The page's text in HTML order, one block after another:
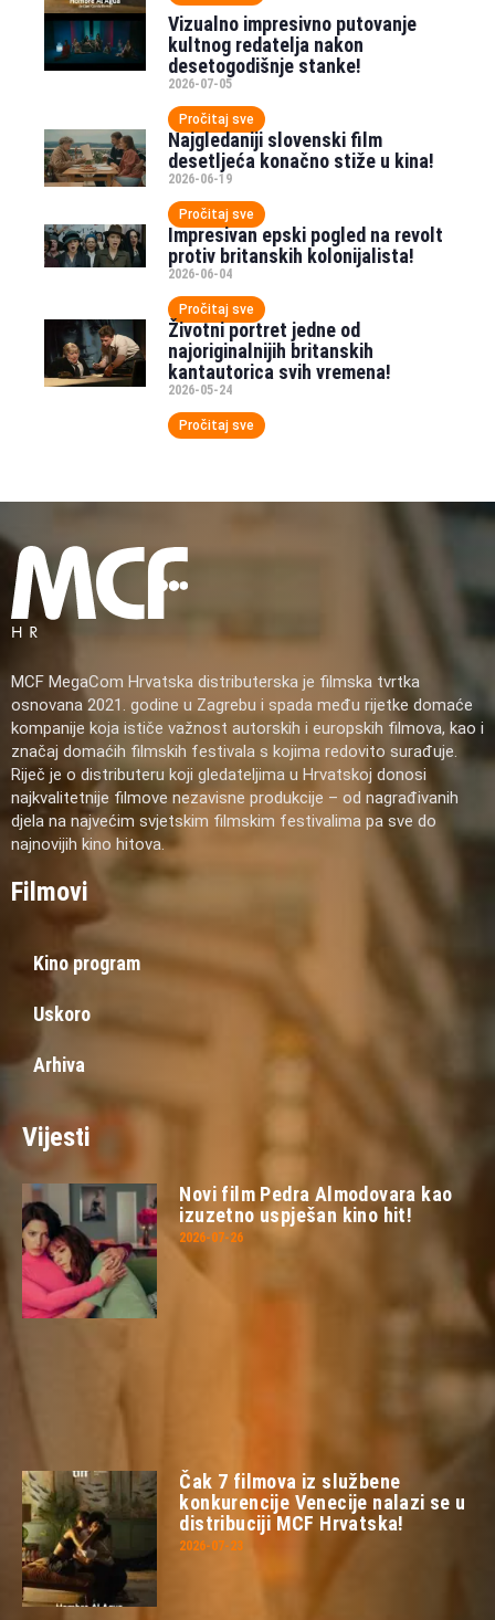
Vizualno impresivno putovanje
kultnog redatelja nakon
desetogodišnje stanke!
2026-07-05
Pročitaj sve
Najgledaniji slovenski film
desetljeća konačno stiže u kina!
2026-06-19
Pročitaj sve
Impresivan epski pogled na revolt
protiv britanskih kolonijalista!
2026-06-04
Pročitaj sve
Životni portret jedne od
najoriginalnijih britanskih
kantautorica svih vremena!
2026-05-24
Pročitaj sve
MCF MegaCom Hrvatska distributerska je filmska tvrtka
osnovana 2021. godine u Zagrebu i spada među rijetke domaće
kompanije koja ističe važnost autorskih i europskih filmova, kao i
značaj domaćih filmskih festivala s kojima redovito surađuje.
Riječ je o distributeru koji gledateljima u Hrvatskoj donosi
najkvalitetnije filmove nezavisne produkcije – od nagrađivanih
djela na najvećim svjetskim filmskim festivalima pa sve do
najnovijih kino hitova.
Filmovi
Kino program
Uskoro
Arhiva
Vijesti
Novi film Pedra Almodovara kao
izuzetno uspješan kino hit!
2026-07-26
Čak 7 filmova iz službene
konkurencije Venecije nalazi se u
distribuciji MCF Hrvatska!
2026-07-23